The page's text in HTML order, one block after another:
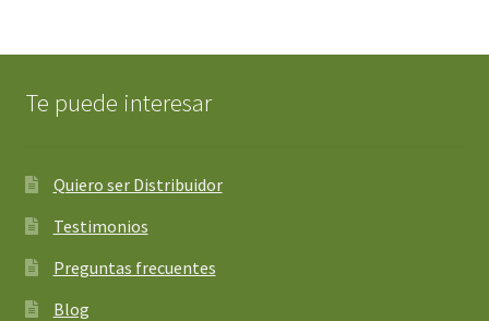
Te puede interesar
Quiero ser Distribuidor
Testimonios
Preguntas frecuentes
Blog